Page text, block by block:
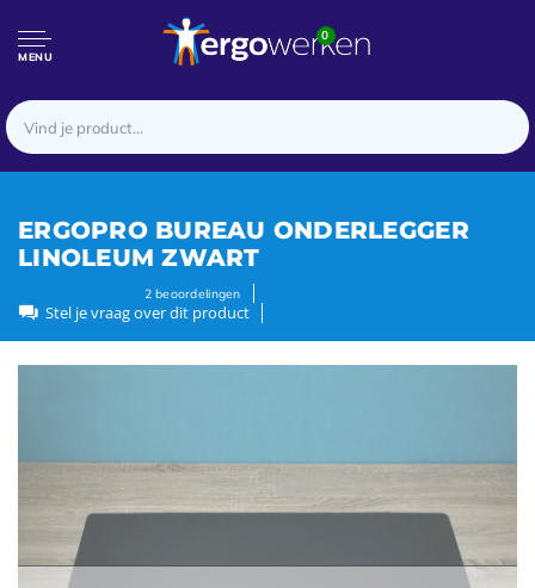
MENU
0
ERGOPRO BUREAU ONDERLEGGER
LINOLEUM ZWART
2beoordelingen
Stel je vraag over dit product